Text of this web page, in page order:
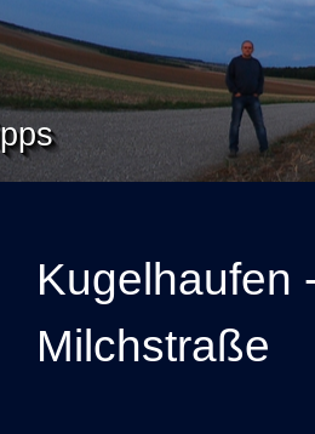
Kugelhaufen
Milchstraße